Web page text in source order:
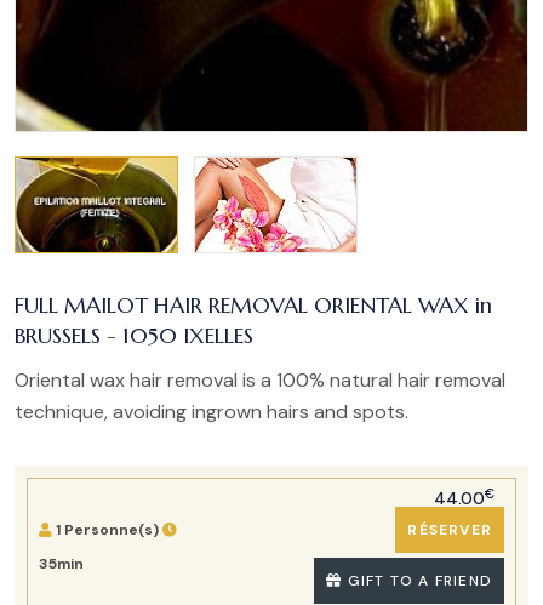
FULL MAILOT HAIR REMOVAL ORIENTAL WAX in
BRUSSELS - 1050 IXELLES
Oriental wax hair removal is a 100% natural hair removal
technique, avoiding ingrown hairs and spots.
1 Personne(s)
35min
44.00€
RÉSERVER
GIFT TO A FRIEND